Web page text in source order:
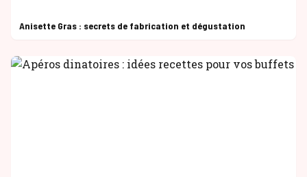
Anisette Gras : secrets de fabrication et dégustation